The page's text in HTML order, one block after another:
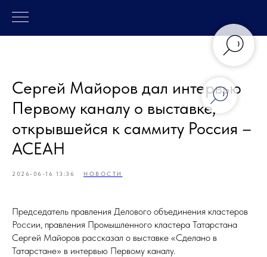
Сергей Майоров дал интервью
Первому каналу о выставке,
открывшейся к саммиту Россия –
АСЕАН
2026-06-16 13:36 НОВОСТИ
Председатель правления Делового объединения кластеров
России, правления Промышленного кластера Татарстана
Сергей Майоров рассказал о выставке «Сделано в
Татарстане» в интервью Первому каналу.